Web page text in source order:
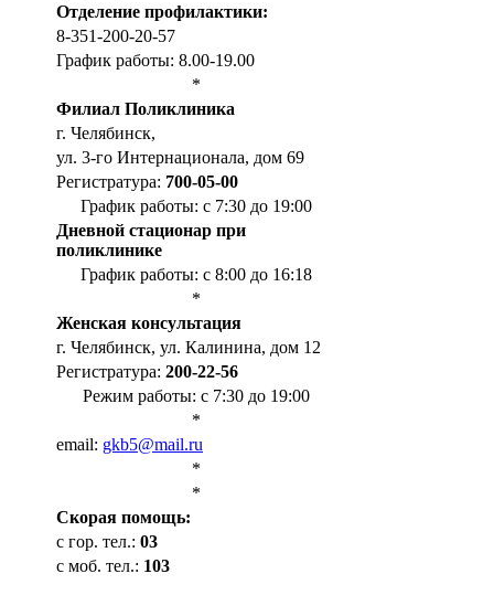
Отделение профилактики:
8-351-200-20-57
График работы: 8.00-19.00
*
Филиал Поликлиника
г. Челябинск,
ул. 3-го Интернационала, дом 69
Регистратура: 700-05-00
График работы: с 7:30 до 19:00
Дневной стационар при
поликлинике
График работы: с 8:00 до 16:18
*
Женская консультация
г. Челябинск, ул. Калинина, дом 12
Регистратура: 200-22-56
Режим работы: с 7:30 до 19:00
*
email: gkb5@mail.ru
*
*
Cкорая помощь:
с гор. тел.: 03
с моб. тел.: 103